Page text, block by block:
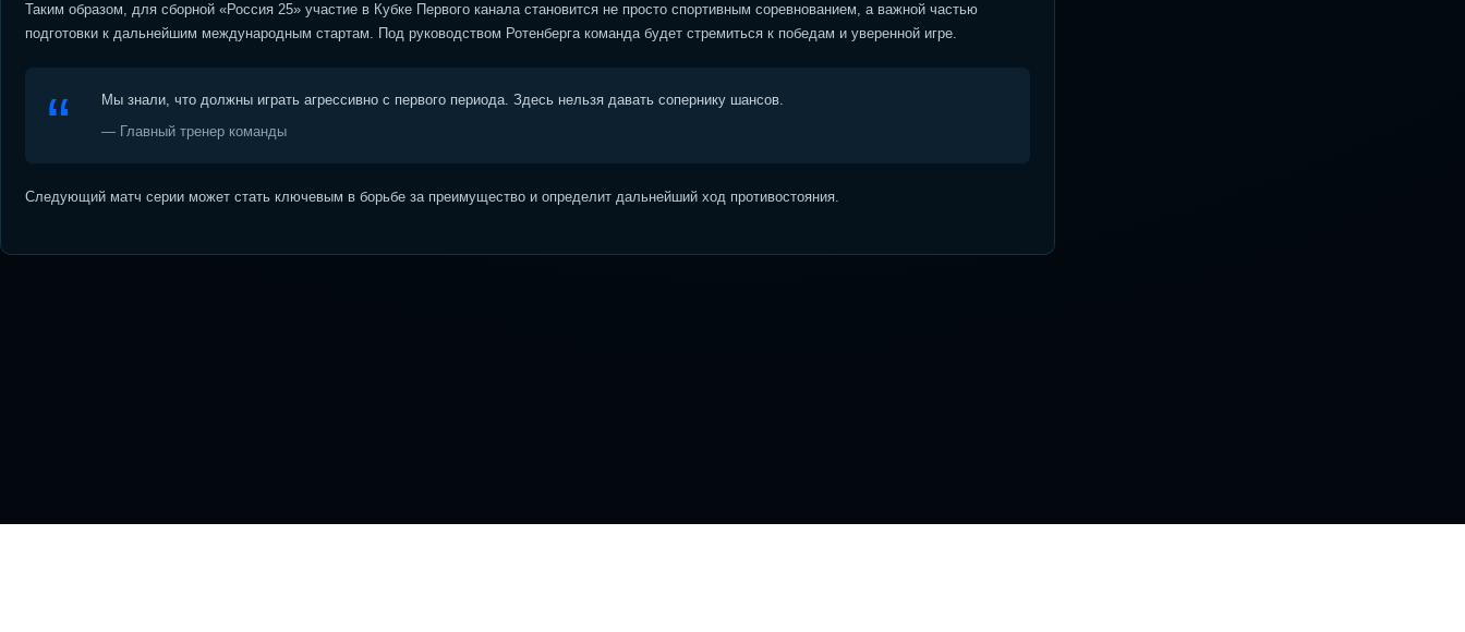
Таким образом, для сборной «Россия 25» участие в Кубке Первого канала становится не просто спортивным соревнованием, а важной частью
подготовки к дальнейшим международным стартам. Под руководством Ротенберга команда будет стремиться к победам и уверенной игре.
Мы знали, что должны играть агрессивно с первого периода. Здесь нельзя давать сопернику шансов.
— Главный тренер команды
Следующий матч серии может стать ключевым в борьбе за преимущество и определит дальнейший ход противостояния.